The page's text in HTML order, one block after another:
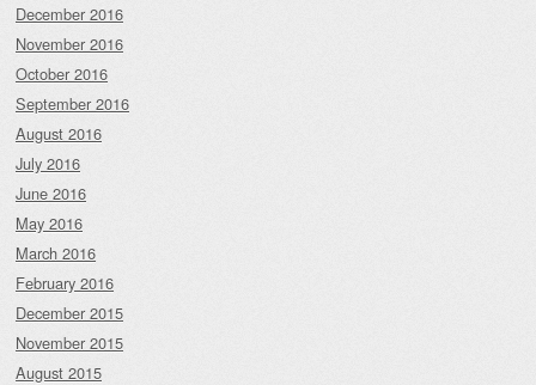
December 2016
November 2016
October 2016
September 2016
August 2016
July 2016
June 2016
May 2016
March 2016
February 2016
December 2015
November 2015
August 2015